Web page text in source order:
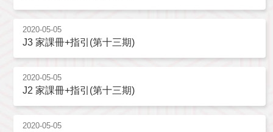
2020-05-05
J3 家課冊+指引(第十三期)
2020-05-05
J2 家課冊+指引(第十三期)
2020-05-05